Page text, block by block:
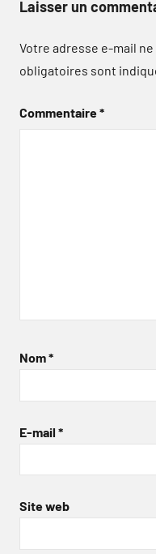
Laisser un
Votre adresse e-mail ne
obligatoires sont
Commentaire*
Nom*
E-mail *
Site web